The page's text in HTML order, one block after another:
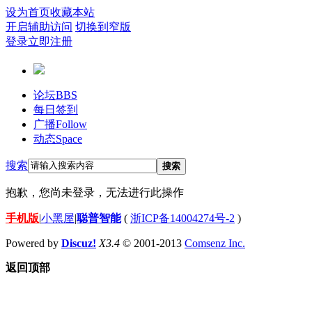
设为首页收藏本站
开启辅助访问 切换到窄版
登录立即注册
论坛BBS
每日签到
广播Follow
动态Space
搜索 搜索
抱歉，您尚未登录，无法进行此操作
手机版|小黑屋|聪普智能( 浙ICP备14004274号-2 )
Powered by Discuz! X3.4 © 2001-2013 Comsenz Inc.
返回顶部